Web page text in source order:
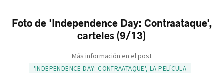
Foto de 'Independence Day: Contraataque',
carteles (9/13)
Más información en el post
'INDEPENDENCE DAY: CONTRAATAQUE', LA PELÍCULA